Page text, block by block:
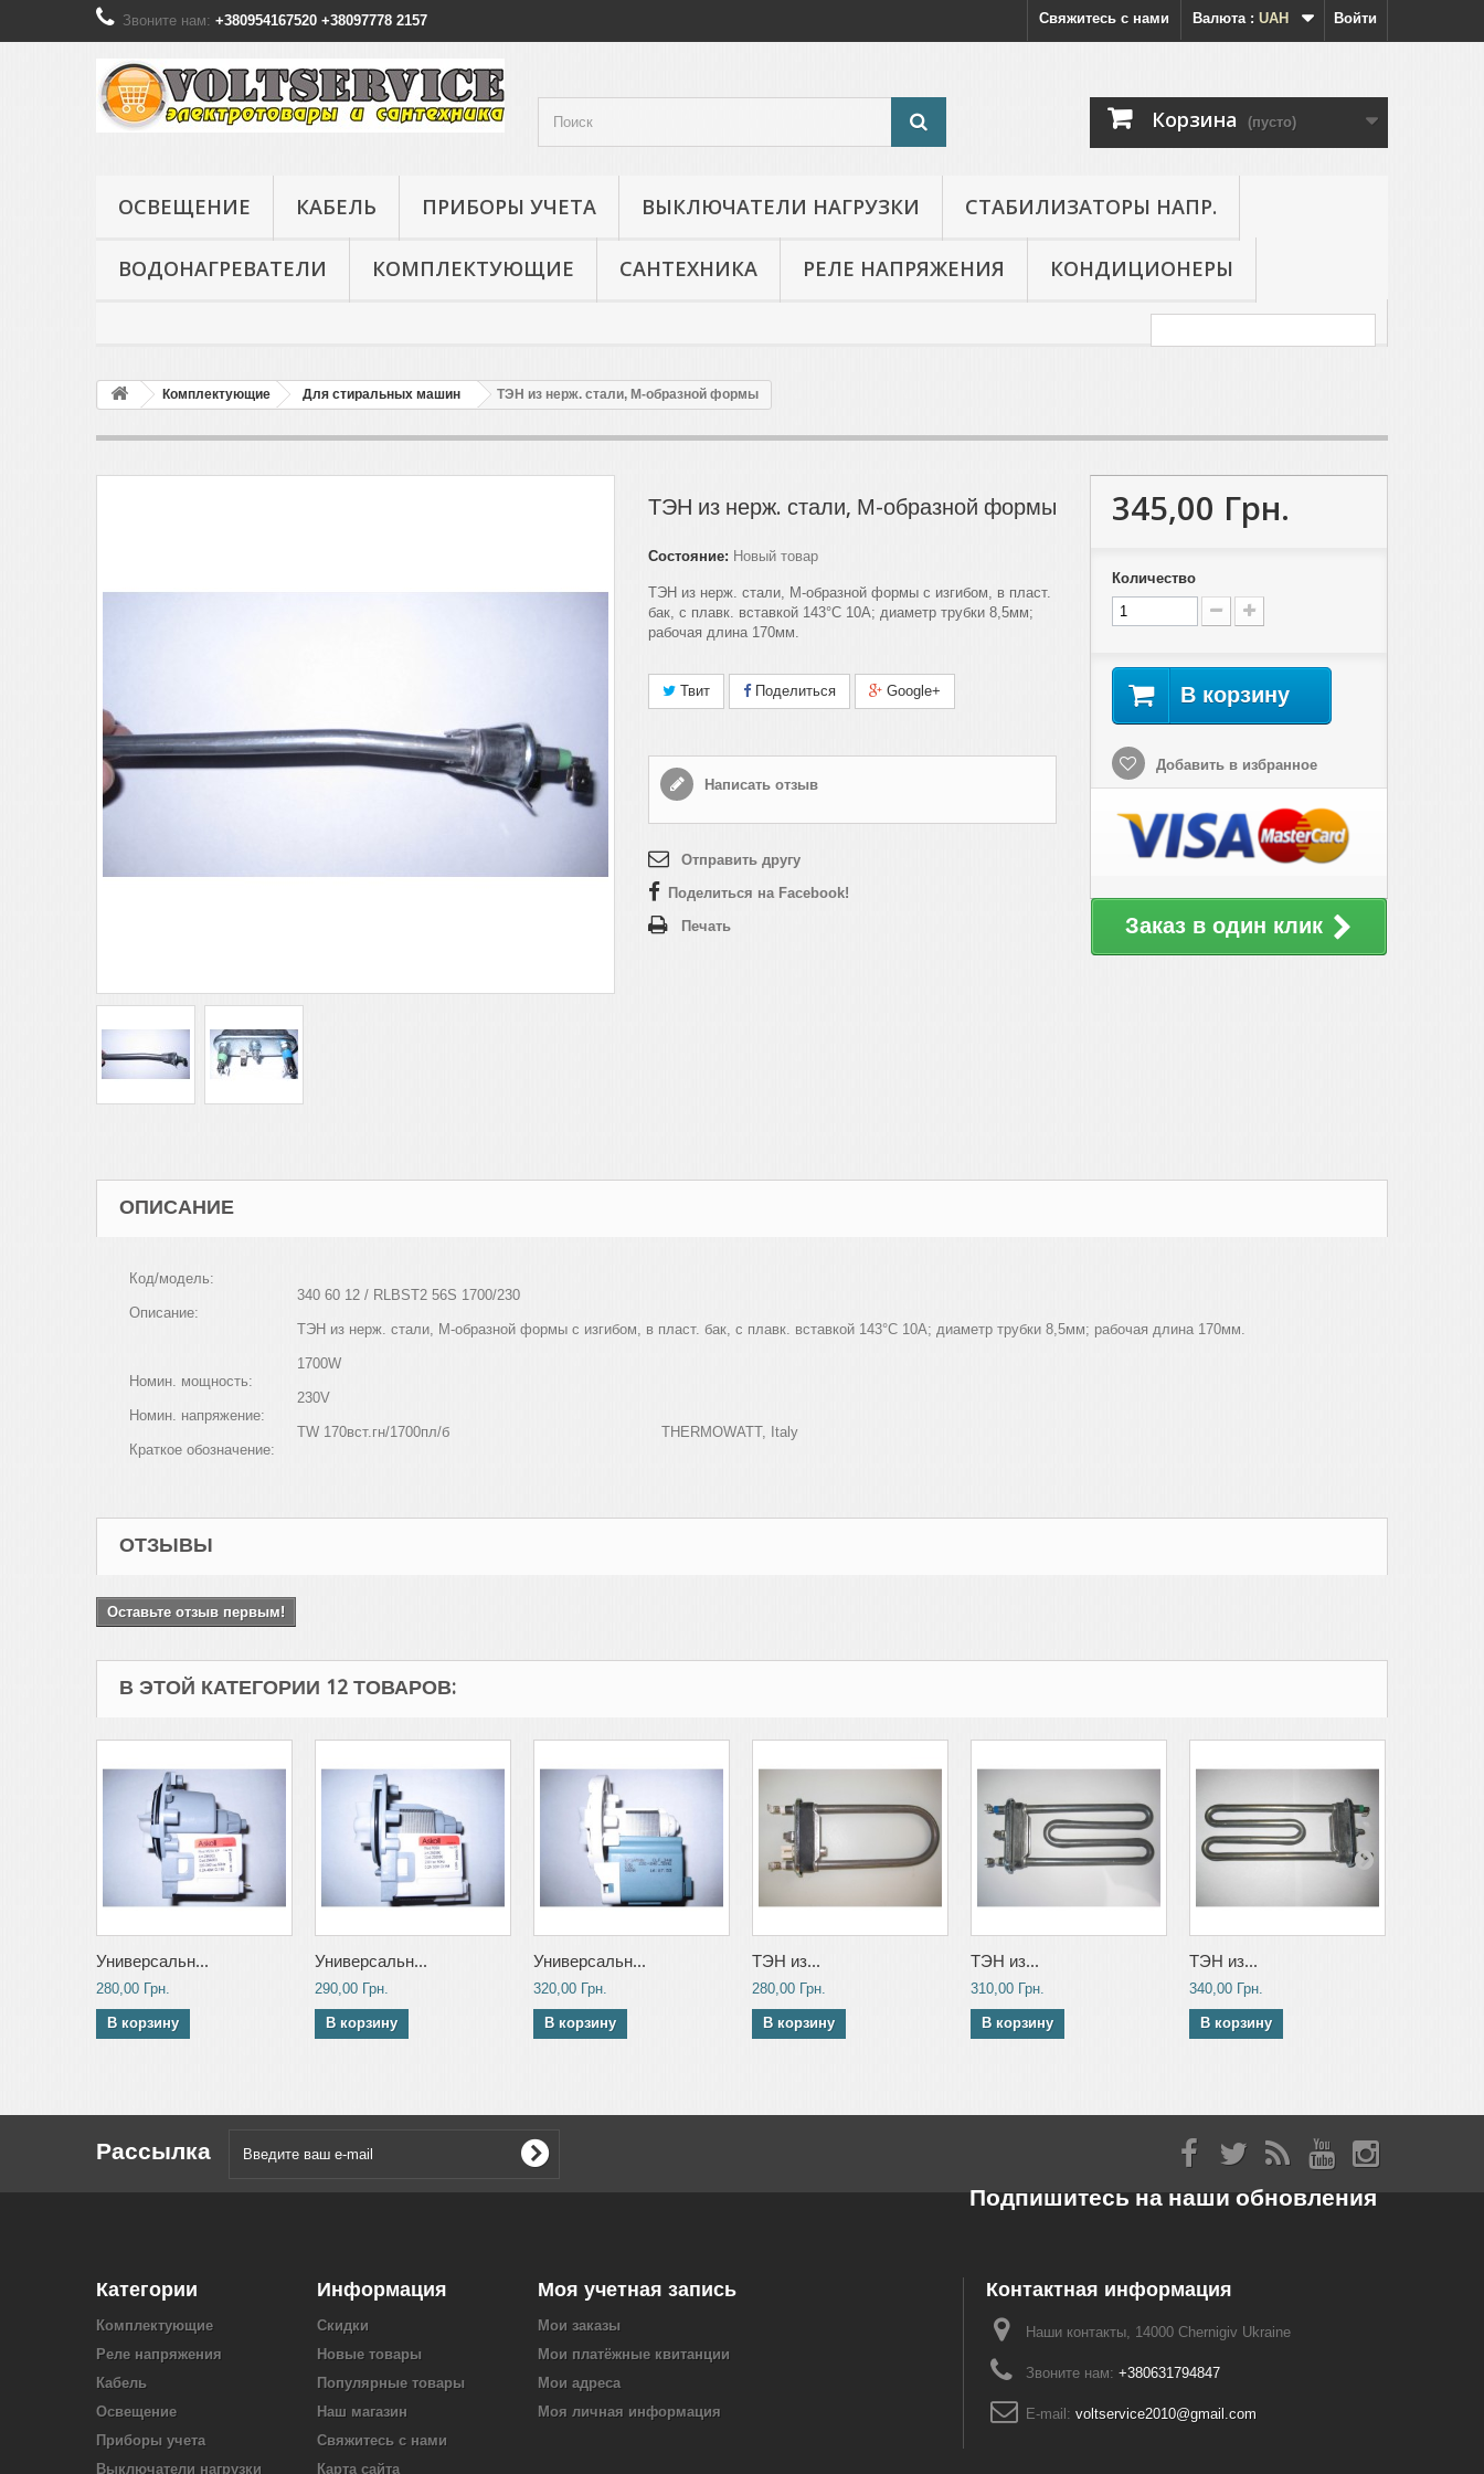
Войти
Валюта : UAH
Свяжитесь с нами
Звоните нам: +380954167520 +38097778 2157
Корзина (пусто)
ОСВЕЩЕНИЕ КАБЕЛЬ ПРИБОРЫ УЧЕТА ВЫКЛЮЧАТЕЛИ НАГРУЗКИ СТАБИЛИЗАТОРЫ НАПР.
ВОДОНАГРЕВАТЕЛИ КОМПЛЕКТУЮЩИЕ САНТЕХНИКА РЕЛЕ НАПРЯЖЕНИЯ КОНДИЦИОНЕРЫ
Комплектующие Для стиральных машин ТЭН из нерж. стали, М-образной формы
ТЭН из нерж. стали, М-образной формы
Состояние: Новый товар
ТЭН из нерж. стали, М-образной формы с изгибом, в пласт.
бак, с плавк. вставкой 143°C 10A; диаметр трубки 8,5мм;
рабочая длина 170мм.
Твит Поделиться Google+
Написать отзыв
Отправить другу
Поделиться на Facebook!
Печать
345,00 Грн.
Количество
В корзину
Добавить в избранное
Заказ в один клик
ОПИСАНИЕ
Код/модель:
Описание:
Номин. мощность:
Номин. напряжение:
Краткое обозначение:
340 60 12 / RLBST2 56S 1700/230
ТЭН из нерж. стали, М-образной формы с изгибом, в пласт. бак, с плавк. вставкой 143°C 10A; диаметр трубки 8,5мм; рабочая длина 170мм.
1700W
230V
TW 170вст.гн/1700пл/б THERMOWATT, Italy
ОТЗЫВЫ
Оставьте отзыв первым!
В ЭТОЙ КАТЕГОРИИ 12 ТОВАРОВ:
Универсальн...
280,00 Грн.
В корзину
Универсальн...
290,00 Грн.
В корзину
Универсальн...
320,00 Грн.
В корзину
ТЭН из...
280,00 Грн.
В корзину
ТЭН из...
310,00 Грн.
В корзину
ТЭН из...
340,00 Грн.
В корзину
Рассылка
Подпишитесь на наши обновления
Категории
Комплектующие
Реле напряжения
Кабель
Освещение
Приборы учета
Выключатели нагрузки
Информация
Скидки
Новые товары
Популярные товары
Наш магазин
Свяжитесь с нами
Карта сайта
Моя учетная запись
Мои заказы
Мои платёжные квитанции
Мои адреса
Моя личная информация
Контактная информация
Наши контакты, 14000 Chernigiv Ukraine
Звоните нам: +380631794847
E-mail: voltservice2010@gmail.com